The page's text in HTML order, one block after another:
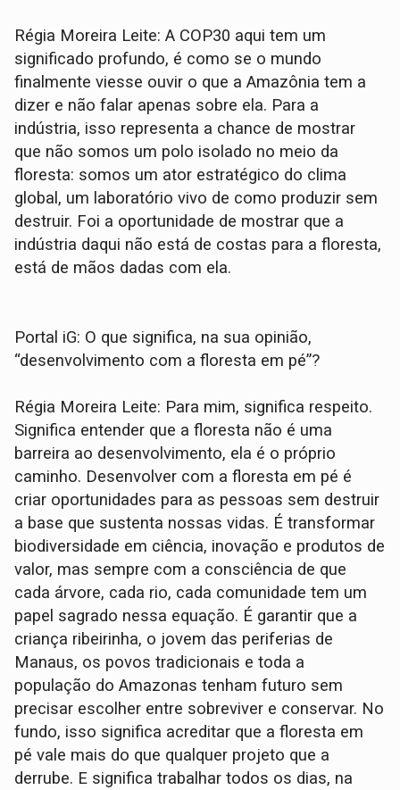
Régia Moreira Leite: A COP30 aqui tem um
significado profundo, é como se o mundo
finalmente viesse ouvir o que a Amazônia tem a
dizer e não falar apenas sobre ela. Para a
indústria, isso representa a chance de mostrar
que não somos um polo isolado no meio da
floresta: somos um ator estratégico do clima
global, um laboratório vivo de como produzir sem
destruir. Foi a oportunidade de mostrar que a
indústria daqui não está de costas para a floresta,
está de mãos dadas com ela.
Portal iG: O que significa, na sua opinião,
“desenvolvimento com a floresta em pé”?
Régia Moreira Leite: Para mim, significa respeito.
Significa entender que a floresta não é uma
barreira ao desenvolvimento, ela é o próprio
caminho. Desenvolver com a floresta em pé é
criar oportunidades para as pessoas sem destruir
a base que sustenta nossas vidas. É transformar
biodiversidade em ciência, inovação e produtos de
valor, mas sempre com a consciência de que
cada árvore, cada rio, cada comunidade tem um
papel sagrado nessa equação. É garantir que a
criança ribeirinha, o jovem das periferias de
Manaus, os povos tradicionais e toda a
população do Amazonas tenham futuro sem
precisar escolher entre sobreviver e conservar. No
fundo, isso significa acreditar que a floresta em
pé vale mais do que qualquer projeto que a
derrube. E significa trabalhar todos os dias, na